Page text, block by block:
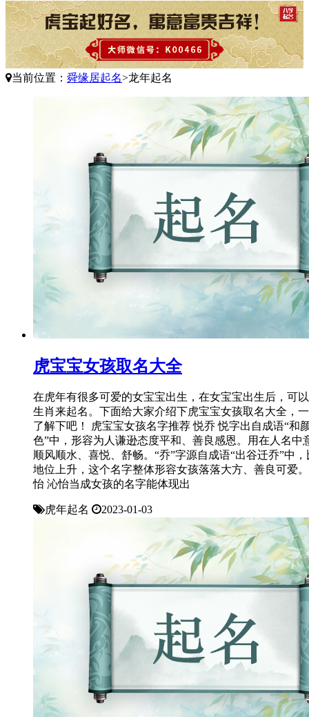
当前位置： 舜缘居起名>龙年起名
虎宝宝女孩取名大全
在虎年有很多可爱的女宝宝出生，在女宝宝出生后，可
生肖来起名。下面给大家介绍下虎宝宝女孩取名大全，
了解下吧！ 虎宝宝女孩名字推荐 悦乔 悦字出自成语“和
色”中，形容为人谦逊态度平和、善良感恩。用在人名中
顺风顺水、喜悦、舒畅。“乔”字源自成语“出谷迁乔”中，
地位上升，这个名字整体形容女孩落落大方、善良可爱
怡 沁怡当成女孩的名字能体现出
虎年起名 2023-01-03